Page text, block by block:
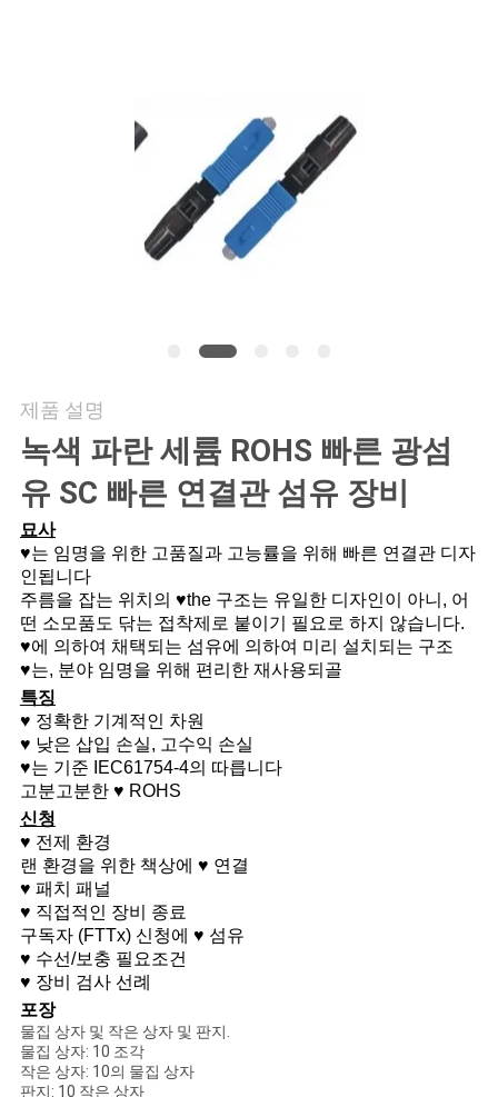
요
청
하
다
사
이
트
맵
PRIVACY
POLICY
제품 설명
녹색 파란 세륨 ROHS 빠른 광섬
유 SC 빠른 연결관 섬유 장비
묘사
♥는 임명을 위한 고품질과 고능률을 위해 빠른 연결관 디자
인됩니다
주름을 잡는 위치의 ♥the 구조는 유일한 디자인이 아니, 어
떤 소모품도 닦는 접착제로 붙이기 필요로 하지 않습니다.
♥에 의하여 채택되는 섬유에 의하여 미리 설치되는 구조
♥는, 분야 임명을 위해 편리한 재사용되골
특징
♥ 정확한 기계적인 차원
♥ 낮은 삽입 손실, 고수익 손실
♥는 기준 IEC61754-4의 따릅니다
고분고분한 ♥ ROHS
신청
♥ 전제 환경
랜 환경을 위한 책상에 ♥ 연결
♥ 패치 패널
♥ 직접적인 장비 종료
구독자 (FTTx) 신청에 ♥ 섬유
♥ 수선/보충 필요조건
♥ 장비 검사 선례
포장
물집 상자 및 작은 상자 및 판지.
물집 상자: 10 조각
작은 상자: 10의 물집 상자
판지: 10 작은 상자